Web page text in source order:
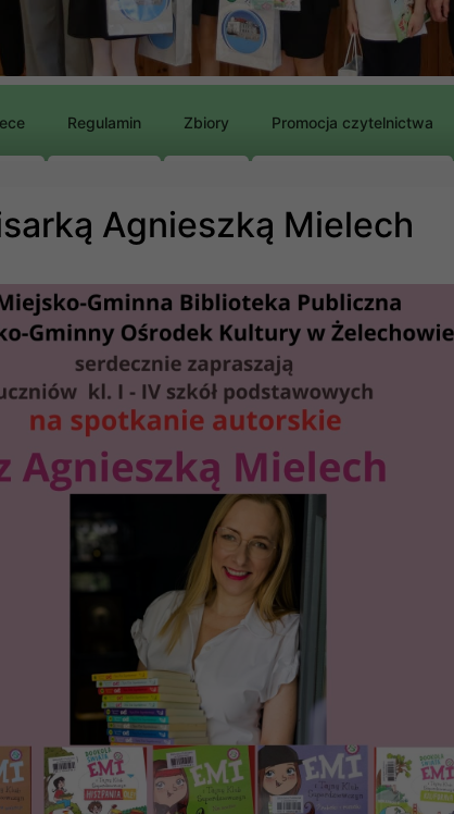
Regulamin Zbiory Promocja czytelnictwa
Agnieszką Mielech